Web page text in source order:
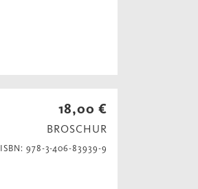
18,00 €
BROSCHUR
ISBN: 978-3-406-83939-9